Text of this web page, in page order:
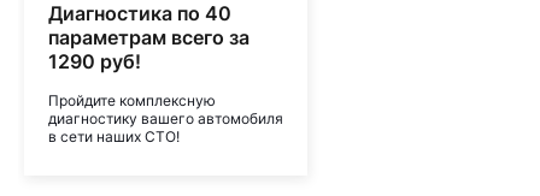
Диагностика по 40
параметрам всего за
1290 руб!
Пройдите комплексную
диагностику вашего автомобиля
в сети наших СТО!